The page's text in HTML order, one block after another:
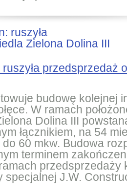
przedsprzedaż
budowę kolejnej
W ramach
Dolina III
łącznikiem, na 54
60 mkw. Budowa
terminem
specjalnej J.W.